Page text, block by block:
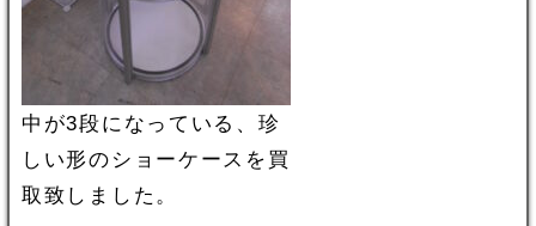
中が3段になっている、珍
しい形のショーケースを買
取致しました。